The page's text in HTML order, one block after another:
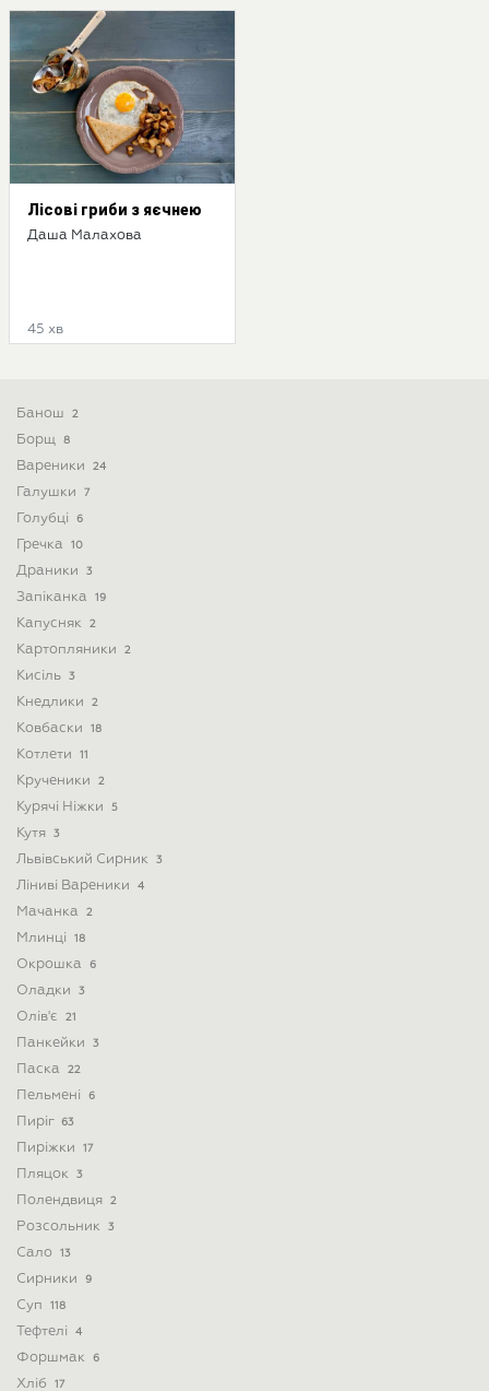
Лісові гриби з яєчнею
Даша Малахова
45 хв
Банош 2
Борщ 8
Вареники 24
Галушки 7
Голубці 6
Гречка 10
Драники 3
Запіканка 19
Капусняк 2
Картопляники 2
Кисіль 3
Кнедлики 2
Ковбаски 18
Котлети 11
Крученики 2
Курячі Ніжки 5
Кутя 3
Львівський Сирник 3
Ліниві Вареники 4
Мачанка 2
Млинці 18
Окрошка 6
Оладки 3
Олів'є 21
Панкейки 3
Паска 22
Пельмені 6
Пиріг 63
Пиріжки 17
Пляцок 3
Полендвиця 2
Розсольник 3
Сало 13
Сирники 9
Суп 118
Тефтелі 4
Форшмак 6
Хліб 17